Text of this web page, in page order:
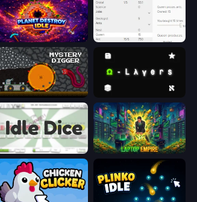
Planet Destroy Idle Idle Ants
Mystery Digger Omega Layers
Idle Dice Laptop Empire